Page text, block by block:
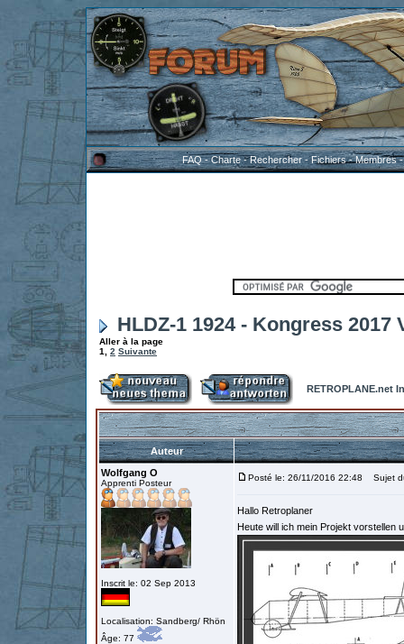
FAQ-Charte-Rechercher-Fichiers-Membres
HLDZ-1 1924 - Kongress 2017
Aller à la page
1
2 Suivante
RETROPLANE.net
Auteur
Wolfgang O
Apprenti Posteur
Inscrit le: 02 Sep 2013
Localisation: Sandberg/ Rhön
Âge: 77
Posté le: 26/11/2016 22:48 Sujet
Hallo Retroplaner
Heute will ich mein Projekt vorstellen